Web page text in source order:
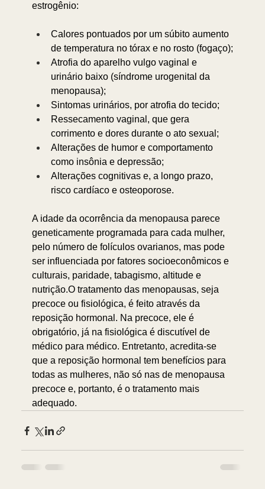
estrogênio:
Calores pontuados por um súbito aumento
de temperatura no tórax e no rosto (fogaço);
Atrofia do aparelho vulgo vaginal e
urinário baixo (síndrome urogenital da
menopausa);
Sintomas urinários, por atrofia do tecido;
Ressecamento vaginal, que gera
corrimento e dores durante o ato sexual;
Alterações de humor e comportamento
como insônia e depressão;
Alterações cognitivas e, a longo prazo,
risco cardíaco e osteoporose. ⁣⁣
A idade da ocorrência da menopausa parece
geneticamente programada para cada mulher,
pelo número de folículos ovarianos, mas pode
ser influenciada por fatores socioeconômicos e
culturais, paridade, tabagismo, altitude e
nutrição.⁣⁣O tratamento das menopausas, seja
precoce ou fisiológica, é feito através da
reposição hormonal. Na precoce, ele é
obrigatório, já na fisiológica é discutível de
médico para médico. Entretanto, acredita-se
que a reposição hormonal tem benefícios para
todas as mulheres, não só nas de menopausa
precoce e, portanto, é o tratamento mais
adequado.⁣